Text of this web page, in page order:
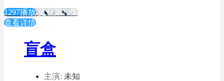
1297播放 更新第13集
查看详情
盲盒
主演: 未知